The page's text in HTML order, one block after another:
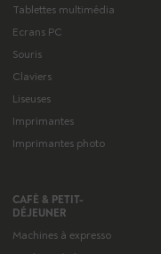
Tablettes multimédia
Ecrans PC
Souris
Claviers
Liseuses
Imprimantes
Imprimantes photo
CAFÉ & PETIT-
DÉJEUNER
Machines à expresso